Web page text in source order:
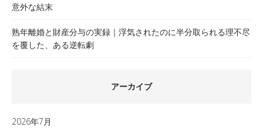
意外な結末
熟年離婚と財産分与の実録｜浮気されたのに半分取られる理不尽
を覆した、ある逆転劇
アーカイブ
2026年7月